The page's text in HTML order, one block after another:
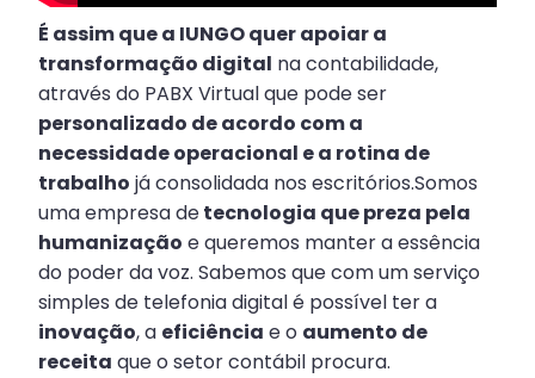
É assim que a IUNGO quer apoiar a
transformação digital na contabilidade,
através do PABX Virtual que pode ser
personalizado de acordo com a
necessidade operacional e a rotina de
trabalho já consolidada nos escritórios.Somos
uma empresa detecnologia que preza pela
humanização e queremos manter a essência
do poder da voz. Sabemos que com um serviço
simples de telefonia digital é possível ter a
inovação, a eficiência e o aumento de
receita que o setor contábil procura.